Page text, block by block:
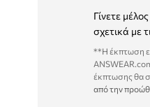
Γίνετε
σχετικά με
**Η έκπτωση
έκπτωσης θα
από την